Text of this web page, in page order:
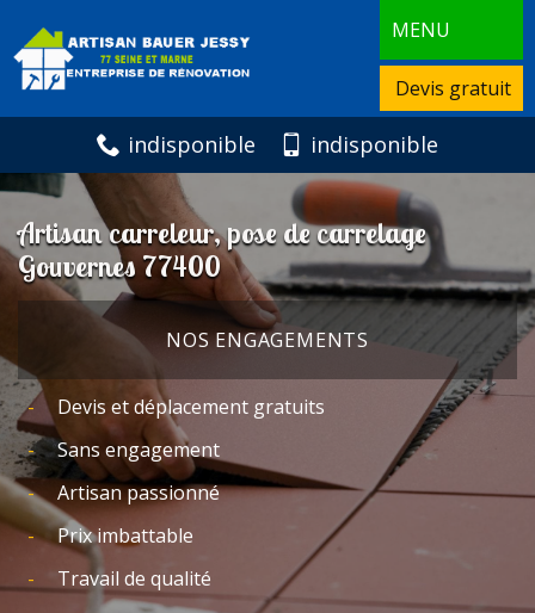
MENU
Devis gratuit
indisponible indisponible
Artisan carreleur, pose de carrelage
Gouvernes 77400
NOS ENGAGEMENTS
Devis et déplacement gratuits
Sans engagement
Artisan passionné
Prix imbattable
Travail de qualité